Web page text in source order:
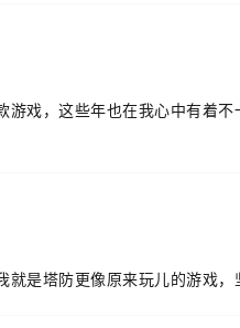
游戏，这些年也在我心中有着
是塔防更像原来玩儿的游戏，